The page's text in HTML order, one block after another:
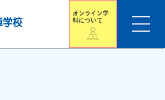
オンライン学
科について